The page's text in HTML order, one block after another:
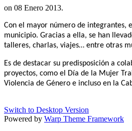
on 08 Enero 2013.
Con el mayor número de integrantes,
municipio. Gracias a ella, se han
talleres, charlas, viajes… entre otras
Es de destacar su predisposición a
proyectos, como el Día de la Mujer
Violencia de Género e incluso en la
Switch to Desktop Version
Powered by Warp Theme Framework